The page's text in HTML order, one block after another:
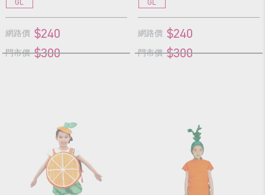
GL
網路價 $240
門市價 $300
GL
網路價 $240
門市價 $300